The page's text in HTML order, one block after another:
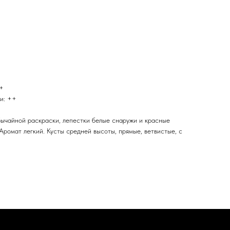
++
раскраски, лепестки белые снаружи и красные
легкий. Кусты средней высоты, прямые, ветвистые, с